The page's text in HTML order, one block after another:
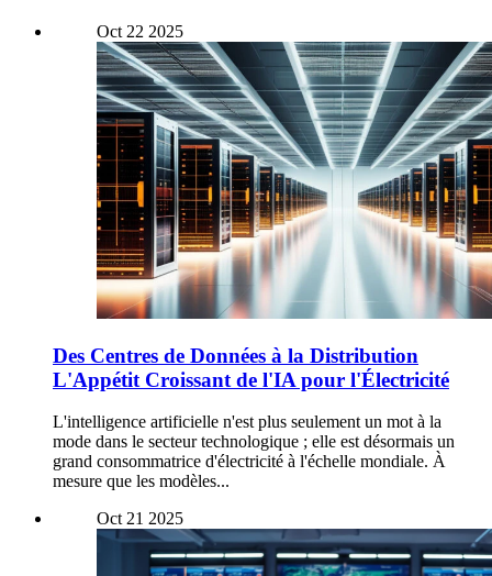
Oct 22 2025
Des Centres de Données à la Distribution
L'Appétit Croissant de l'IA pour l'Électricité
L'intelligence artificielle n'est plus seulement un mot à la
mode dans le secteur technologique ; elle est désormais un
grand consommatrice d'électricité à l'échelle mondiale. À
mesure que les modèles...
Oct 21 2025